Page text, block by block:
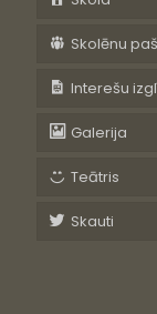
Skolēnu
Interešu
Galerija
Teātris
Skauti